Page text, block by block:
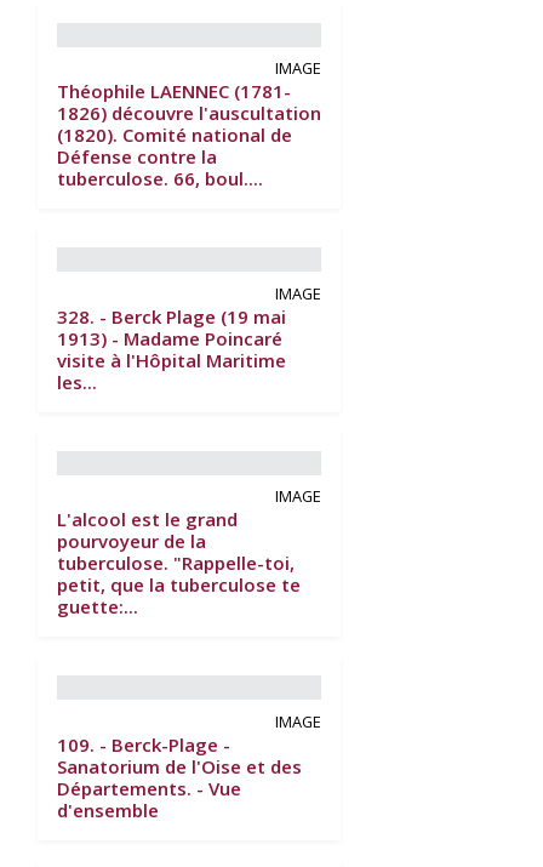
IMAGE
Théophile LAENNEC (1781-
1826) découvre l'auscultation
(1820). Comité national de
Défense contre la
tuberculose. 66, boul....
IMAGE
328. - Berck Plage (19 mai
1913) - Madame Poincaré
visite à l'Hôpital Maritime
les...
IMAGE
L'alcool est le grand
pourvoyeur de la
tuberculose. "Rappelle-toi,
petit, que la tuberculose te
guette:...
IMAGE
109. - Berck-Plage -
Sanatorium de l'Oise et des
Départements. - Vue
d'ensemble